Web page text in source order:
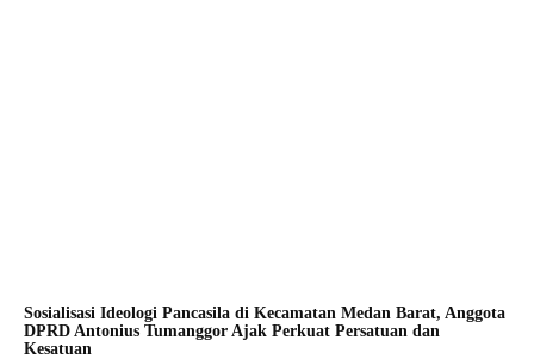
Sosialisasi Ideologi Pancasila di Kecamatan Medan Barat, Anggota
DPRD Antonius Tumanggor Ajak Perkuat Persatuan dan
Kesatuan